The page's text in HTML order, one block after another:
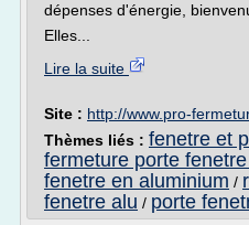
dépenses d'énergie,
Elles...
Lire la suite
Site : http://www.pro-
Thèmes liés : fenetre et
fermeture porte
fenetre en aluminium /
fenetre alu / porte